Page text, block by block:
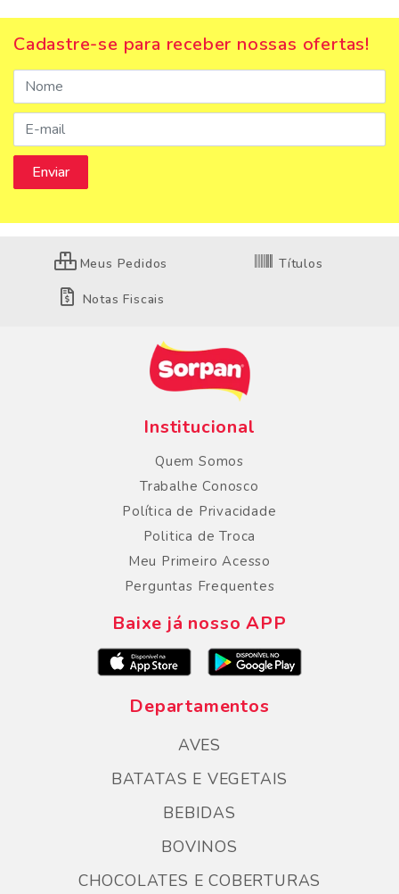
Cadastre-se para receber nossas ofertas!
Meus Pedidos Títulos
Notas Fiscais
Institucional
Quem Somos
Trabalhe Conosco
Política de Privacidade
Politica de Troca
Meu Primeiro Acesso
Perguntas Frequentes
Baixe já nosso APP
Departamentos
AVES
BATATAS E VEGETAIS
BEBIDAS
BOVINOS
CHOCOLATES E COBERTURAS